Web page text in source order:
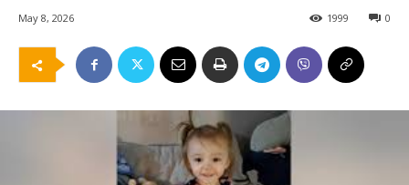
May 8, 2026 0
1999